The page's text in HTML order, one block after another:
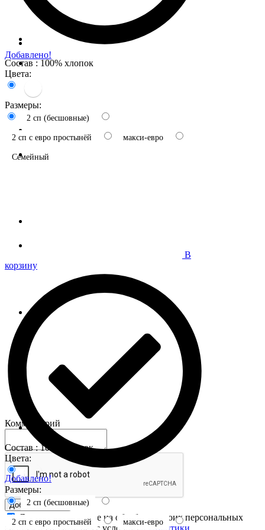
Добавлено!
Состав : 100% хлопок
Цвета:
Размеры:
2 сп (бесшовные)
2 сп с евро простынёй макси-евро
Семейный
В
корзину
Добавлено!
Состав : 100% хлопок
Цвета:
Размеры:
2 сп (бесшовные)
2 сп с евро простынёй макси-евро
Комментарий
Добавить отзыв
Я даю свое согласие на обработку своих персональных
данных и соглашаюсь с условиямиПолитики